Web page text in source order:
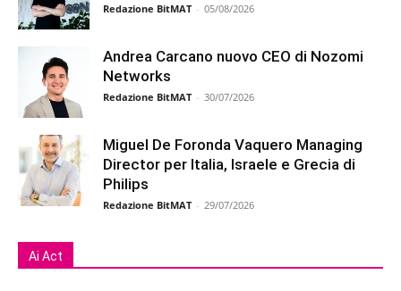
Redazione BitMAT - 05/08/2026
Andrea Carcano nuovo CEO di Nozomi
Networks
Redazione BitMAT - 30/07/2026
Miguel De Foronda Vaquero Managing
Director per Italia, Israele e Grecia di
Philips
Redazione BitMAT - 29/07/2026
Ai Act